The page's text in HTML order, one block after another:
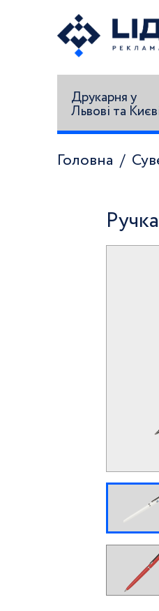
Друкарня у
Львові та
Головна